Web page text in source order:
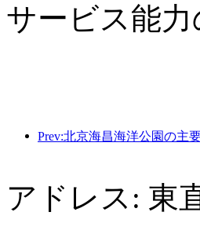
サービス能
アドレス: 東